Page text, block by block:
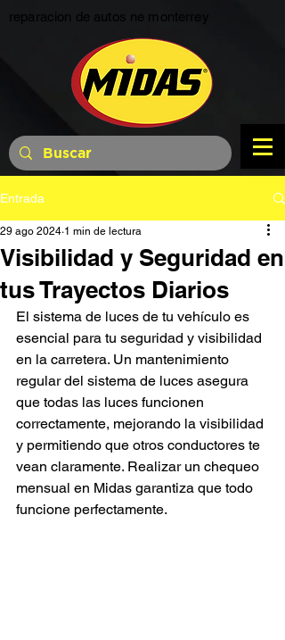
reparacion de autos ne monterrey
Entrada
Visibilidad y Seguridad en
tus Trayectos Diarios
29 ago 2024 1 min de lectura
El sistema de luces de tu vehículo es
esencial para tu seguridad y visibilidad
en la carretera. Un mantenimiento
regular del sistema de luces asegura
que todas las luces funcionen
correctamente, mejorando la visibilidad
y permitiendo que otros conductores te
vean claramente. Realizar un chequeo
mensual en Midas garantiza que todo
funcione perfectamente.